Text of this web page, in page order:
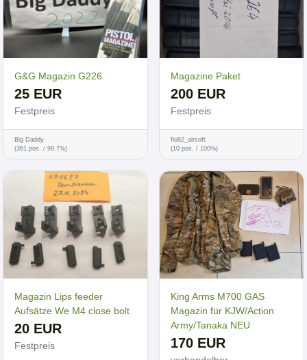
G&G Magazin G226
25 EUR
Festpreis
Big Daddy
(361 pos. / 99.7%)
Magazine Paket
200 EUR
Festpreis
flo82_airsoft
(10 pos. / 100%)
Magazin Lips feeder
Aufsätze We M4 close bolt
20 EUR
Festpreis
King Arms M700 GAS
Magazin für KJW/Action
Army/Tanaka NEU
170 EUR